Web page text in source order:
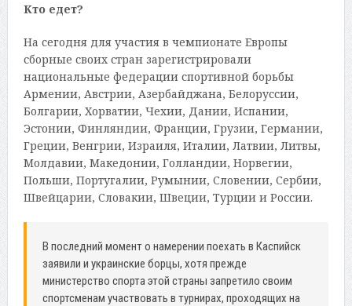
Кто едет?
На сегодня для участия в чемпионате Европы
сборные своих стран зарегистрировали
национальные федерации спортивной борьбы
Армении, Австрии, Азербайджана, Белоруссии,
Болгарии, Хорватии, Чехии, Дании, Испании,
Эстонии, Финляндии, Франции, Грузии, Германии,
Греции, Венгрии, Израиля, Италии, Латвии, Литвы,
Молдавии, Македонии, Голландии, Норвегии,
Польши, Португалии, Румынии, Словении, Сербии,
Швейцарии, Словакии, Швеции, Турции и России.
В последний момент о намерении поехать в Каспийск
заявили и украинские борцы, хотя прежде
министерство спорта этой страны запретило своим
спортсменам участвовать в турнирах, проходящих на